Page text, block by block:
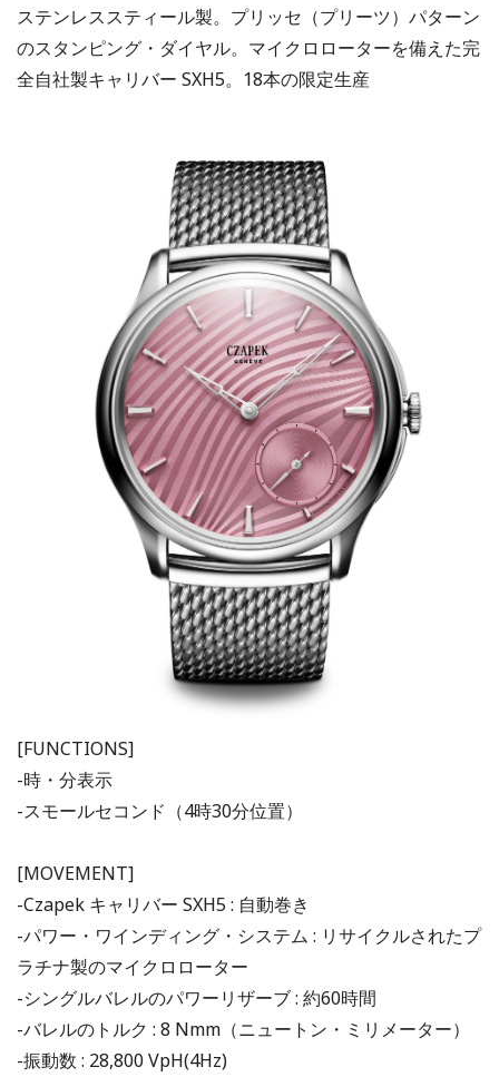
ステンレススティール製。プリッセ（プリーツ）パターン
のスタンピング・ダイヤル。マイクロローターを備えた完
全自社製キャリバー SXH5。18本の限定生産
[FUNCTIONS]
-時・分表示
-スモールセコンド（4時30分位置）
[MOVEMENT]
-Czapek キャリバー SXH5 : 自動巻き
-パワー・ワインディング・システム : リサイクルされたプ
ラチナ製のマイクロローター
-シングルバレルのパワーリザーブ : 約60時間
-バレルのトルク : 8 Nmm（ニュートン・ミリメーター）
-振動数 : 28,800 VpH(4Hz)